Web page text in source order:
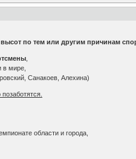
по тем или другим причинам
,
в мире,
Санакоев, Алехина)
области и города,